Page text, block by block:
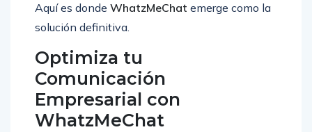
Aquí es donde WhatzMeChat emerge como la
solución definitiva.
Optimiza tu
Comunicación
Empresarial con
WhatzMeChat